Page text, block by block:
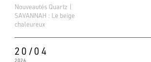
Nouveautés Quartz |
SAVANNAH : Le beige
chaleureux
20/04
2026